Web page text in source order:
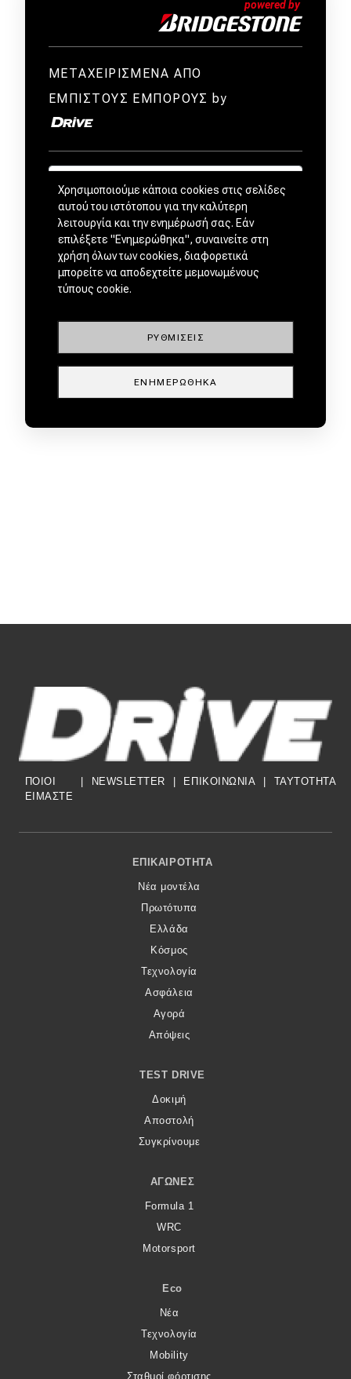
ΜΕΤΑΧΕΙΡΙΣΜΕΝΑ ΑΠΟ
ΕΜΠΙΣΤΟΥΣ ΕΜΠΟΡΟΥΣ by
ΠΟΙΟΙ
ΕΙΜΑΣΤΕ
NEWSLETTER ΕΠΙΚΟΙΝΩΝΙΑ TAYTOTHTA
Footer Menu
ΕΠΙΚΑΙΡΌΤΗΤΑ
Νέα μοντέλα
Πρωτότυπα
Ελλάδα
Κόσμος
Τεχνολογία
Ασφάλεια
Αγορά
Απόψεις
TEST DRIVE
Δοκιμή
Αποστολή
Συγκρίνουμε
ΑΓΏΝΕΣ
Formula 1
WRC
Motorsport
Eco
Νέα
Τεχνολογία
Mobility
Σταθμοί φόρτισης
Χρησιμοποιούμε κάποια cookies στις σελίδες
αυτού του ιστότοπου για την καλύτερη
λειτουργία και την ενημέρωσή σας. Εάν
επιλέξετε "Ενημερώθηκα", συναινείτε στη
χρήση όλων των cookies, διαφορετικά
μπορείτε να αποδεχτείτε μεμονωμένους
τύπους cookie.
ΡΥΘΜΊΣΕΙΣ
ΕΝΗΜΕΡΏΘΗΚΑ